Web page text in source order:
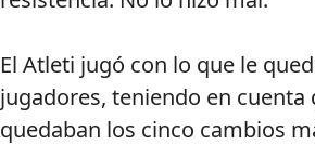
El Atleti jugó con lo que le
jugadores, teniendo en
quedaban los cinco cambios